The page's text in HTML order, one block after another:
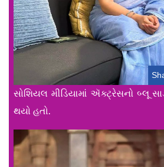
સોશિયલ મીડિયામાં ઍક્ટ્રેસનો બ્લૂ
થયો હતો.